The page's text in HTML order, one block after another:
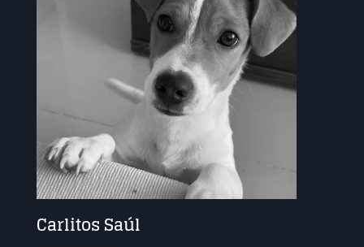
Carlitos Saúl